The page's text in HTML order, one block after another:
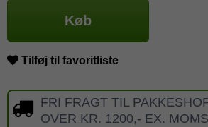
Køb
Tilføj til favoritliste
FRI FRAGT TIL
OVER KR. 1200,- EX. MOMS